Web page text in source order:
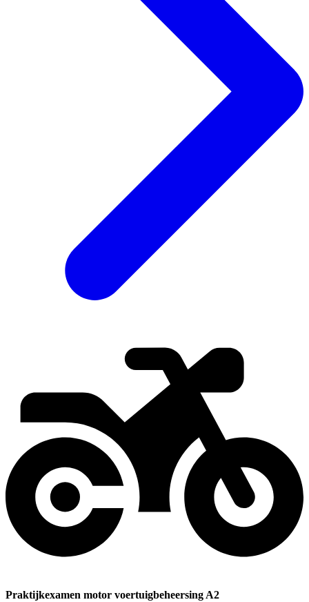
Praktijkexamen motor voertuigbeheersing A2